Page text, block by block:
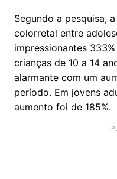
Segundo a pesquisa,
colorretal entre
impressionantes
crianças de 10 a 14
alarmante com um
período. Em jovens
aumento foi de 185%.